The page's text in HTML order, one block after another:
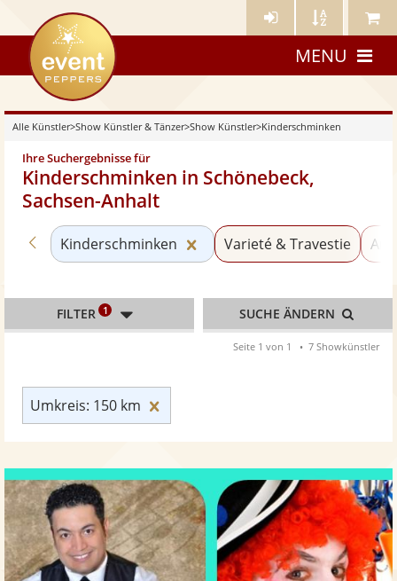
Künstler- Künstler Meine
eventpeppers
MENU
Alle Künstler>Show Künstler & Tänzer>Show Künstler>Kinderschminken
Ihre Suchergebnisse für
Kinderschminken in Schönebeck,
Sachsen-Anhalt
Zurück zu «Show Künstler»
Kinderschminken Kategorie
Varieté & Travestie
Umkreis: 150 km
FILTER 1 SUCHE ÄNDERN
Seite 1 von 1 7 Showkünstler